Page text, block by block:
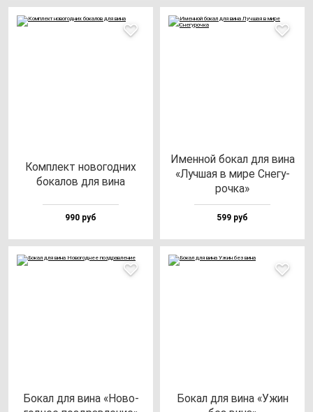
Ком­плект но­во­год­них
бо­ка­лов для ви­на
990 руб
Имен­ной бо­кал для ви­на
«Луч­шая в ми­ре Сне­гу­
роч­ка»
599 руб
Бокал для ви­на «Ново­
Бокал для ви­на «Ужин